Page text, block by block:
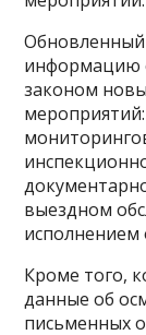
Обновленный
информацию
законом
выездном
исполнением
Кроме того,
данные об
письменных